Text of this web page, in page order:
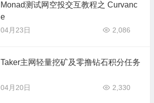
Monad测试网空投交互教程之 Curvanc
e
04月23日 2,086
Taker主网轻量挖矿及零撸钻石积分任务
04月20日 2,330